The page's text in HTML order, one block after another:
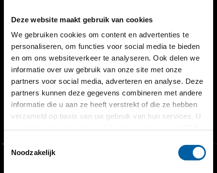
Deze website maakt gebruik van cookies
We gebruiken cookies om content en advertenties te
personaliseren, om functies voor social media te bieden
en om ons websiteverkeer te analyseren. Ook delen we
informatie over uw gebruik van onze site met onze
partners voor social media, adverteren en analyse. Deze
partners kunnen deze gegevens combineren met andere
informatie die u aan ze heeft verstrekt of die ze hebben
verzameld op basis van uw gebruik van hun services. U
Toestemmingsselectie
Noodzakelijk